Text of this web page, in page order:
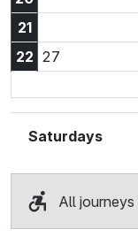
21
22 27
Saturdays
All